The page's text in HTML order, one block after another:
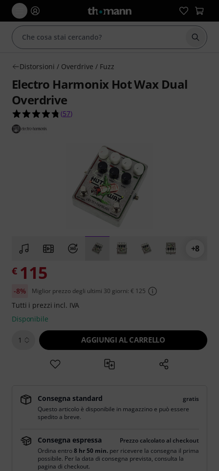
Distorsioni / Overdrive / Fuzz
Electro Harmonix Hot Wax Dual
Overdrive
4.8 su 5 stelle su 57 valutazioni dei clienti
(57)
+8
€ 115
-8% Miglior prezzo degli ultimi 30 giorni: € 125
Tutti i prezzi incl. IVA
Disponibile
1 AGGIUNGI AL CARRELLO
Consegna standard
gratis
Questo articolo è disponibile in magazzino e può essere
spedito a breve.
Consegna espressa
Prezzo calcolato al checkout
Ordina entro8 hr 50 min. per ricevere la consegna il prima
possibile. Per la data di consegna prevista, consulta la
pagina di checkout.